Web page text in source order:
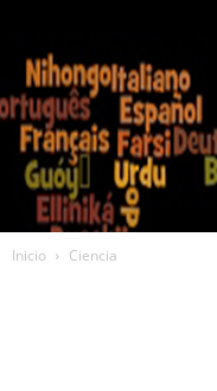
Inicio Ciencia